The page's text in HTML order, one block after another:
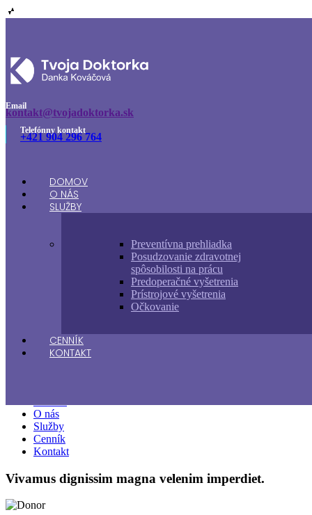
Email
kontakt@tvojadoktorka.sk
Telefónny kontakt
+421 904 296 764
DOMOV
O NÁS
SLUŽBY
Preventívna prehliadka
Posudzovanie zdravotnej
spôsobilosti na prácu
Predoperačné vyšetrenia
Prístrojové vyšetrenia
Očkovanie
CENNÍK
KONTAKT
Home
Články
O nás
Služby
Cenník
Kontakt
Vivamus dignissim magna velenim imperdiet.